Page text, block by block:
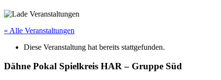
« Alle Veranstaltungen
Diese Veranstaltung hat bereits stattgefunden.
Dähne Pokal Spielkreis HAR – Gruppe Süd